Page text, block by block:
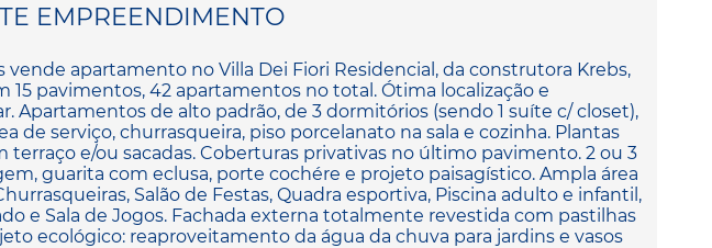
EMPREENDIMENTO
vende apartamento no Villa Dei Fiori Residencial, da construtora Krebs,
15 pavimentos, 42 apartamentos no total. Ótima localização e
Apartamentos de alto padrão, de 3 dormitórios (sendo 1 suíte c/ closet),
de serviço, churrasqueira, piso porcelanato na sala e cozinha. Plantas
terraço e/ou sacadas. Coberturas privativas no último pavimento. 2 ou 3
guarita com eclusa, porte cochére e projeto paisagístico. Ampla área
Salão de Festas, Quadra esportiva, Piscina adulto e infantil,
e Sala de Jogos. Fachada externa totalmente revestida com pastilhas
ecológico: reaproveitamento da água da chuva para jardins e vasos